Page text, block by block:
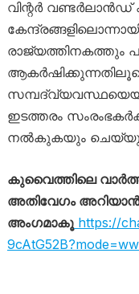
വിന്റർ
രാജ്യത്തിനകത്തും
സമ്പദ്‌വ്യവസ്ഥയെയും
ഇടത്തരം
നൽകുകയും
കുവൈത്തിലെ
അതിവേഗം
അംഗമാകൂhttps://